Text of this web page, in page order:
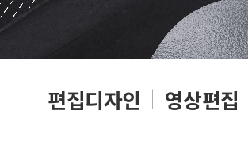
편집디자인 영상편집